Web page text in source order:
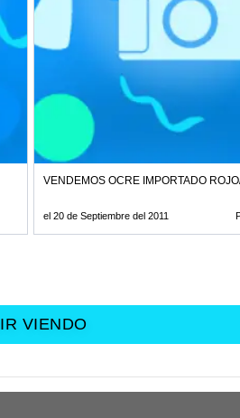
VENDEMOS OCRE IMPORTADO
el 20 de Septiembre del 2011
VIENDO